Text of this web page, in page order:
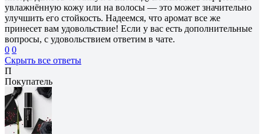
увлажнённую кожу или на волосы — это может значительно
улучшить его стойкость. Надеемся, что аромат все же
принесет вам удовольствие! Если у вас есть дополнительные
вопросы, с удовольствием ответим в чате.
0 0
Скрыть все ответы
П
Покупатель